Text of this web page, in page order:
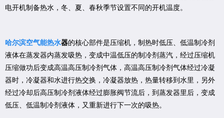
电开机制备热水，冬、夏、春秋季节设置不同的开机温度。
哈尔滨空气能热水器的核心部件是压缩机，制热时低压、低温制冷剂
液体在蒸发器内蒸发吸热，变成中温低压的制冷剂蒸汽，经过压缩机
压缩做功后变成高温高压制冷剂气体，高温高压制冷剂气体经过冷凝
器时，冷凝器和水进行热交换，冷凝器放热，热量转移到水里，另外
经过冷却后高压制冷剂液体经过膨胀阀节流后，到蒸发器里后，变成
低压、低温制冷剂液体，又重新进行下一次的吸热。